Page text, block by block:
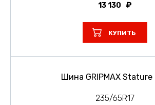
13 130
КУПИТЬ
Шина GRIPMAX Stature
235/65R17